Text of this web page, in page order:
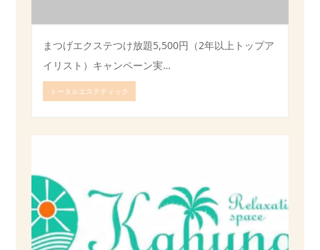
まつげエクステつけ放題5,500円（2年以上トップア
イリスト）キャンペーン実…
トータルエステティック